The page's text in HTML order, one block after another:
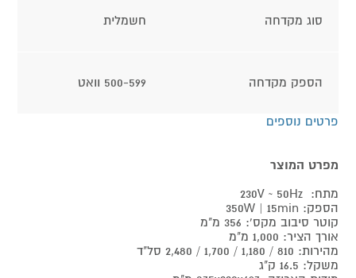
סוג מקדחה חשמלית
הספק מקדחה 500-599 וואט
פרטים נוספים
מפרט המוצר
מתח: 230V ~ 50Hz
הספק: 350W | 15min
קוטר סיבוב מקס': 356 מ"מ
אורך הציר: 1,000 מ"מ
מהירות: 810 / 1,180 / 1,700 / 2,480 סל"ד
משקל: 16.5 ק"ג